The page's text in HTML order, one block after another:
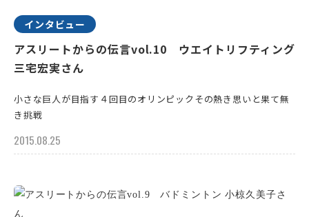
インタビュー
アスリートからの伝言vol.10 ウエイトリフティング
三宅宏実さん
小さな巨人が目指す４回目のオリンピックその熱き思いと果て無
き挑戦
2015.08.25